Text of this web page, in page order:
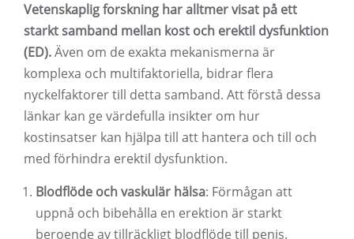
Vetenskaplig forskning har alltmer visat på ett
starkt samband mellan kost och erektil dysfunktion
(ED).Även om de exakta mekanismerna är
komplexa och multifaktoriella, bidrar flera
nyckelfaktorer till detta samband. Att förstå dessa
länkar kan ge värdefulla insikter om hur
kostinsatser kan hjälpa till att hantera och till och
med förhindra erektil dysfunktion.
Blodflöde och vaskulär hälsa: Förmågan att
uppnå och bibehålla en erektion är starkt
beroende av tillräckligt blodflöde till penis.